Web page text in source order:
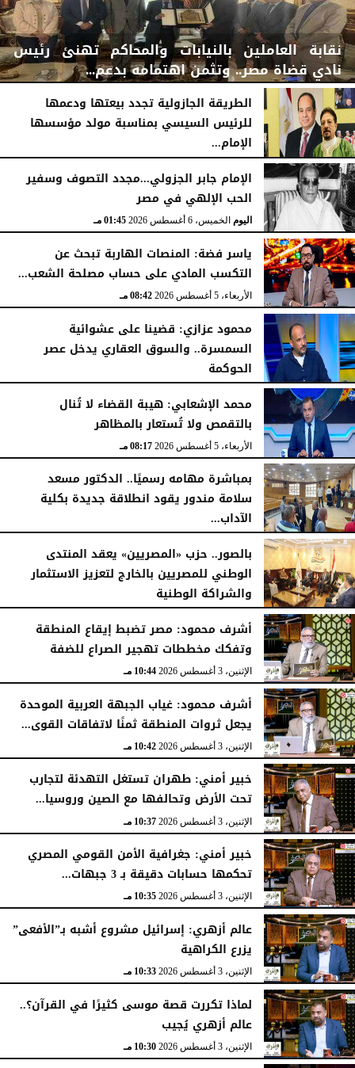
نقابة العاملين بالنيابات والمحاكم تهنئ رئيس
نادي قضاة مصر.. وتثمن اهتمامه بدعم...
اليومالخميس، 6 أغسطس 2026 06:22 مـ
الطريقة الجازولية تجدد بيعتها ودعمها
للرئيس السيسي بمناسبة مولد مؤسسها
الإمام...
اليومالخميس، 6 أغسطس 2026
الإمام جابر الجزولي...مجدد التصوف وسفير
الحب الإلهي في مصر
اليومالخميس، 6 أغسطس 2026 01:45 مـ
ياسر فضة: المنصات الهاربة تبحث عن
التكسب المادي على حساب مصلحة الشعب...
الأربعاء، 5 أغسطس 2026 08:42 مـ
محمود عزازي: قضينا على عشوائية
السمسرة.. والسوق العقاري يدخل عصر
الحوكمة
الأربعاء، 5 أغسطس 2026
محمد الإشعابي: هيبة القضاء لا تُنال
بالتقمص ولا تُستعار بالمظاهر
الأربعاء، 5 أغسطس 2026 08:17 مـ
بمباشرة مهامه رسميًا.. الدكتور مسعد
سلامة مندور يقود انطلاقة جديدة بكلية
الآداب...
الأربعاء، 5 أغسطس 2026
بالصور.. حزب «المصريين» يعقد المنتدى
الوطني للمصريين بالخارج لتعزيز الاستثمار
والشراكة الوطنية
الثلاثاء، 4 أغسطس 2026
أشرف محمود: مصر تضبط إيقاع المنطقة
وتفكك مخططات تهجير الصراع للضفة
الإثنين، 3 أغسطس 2026 10:44 مـ
أشرف محمود: غياب الجبهة العربية الموحدة
يجعل ثروات المنطقة ثمنًا لاتفاقات القوى...
الإثنين، 3 أغسطس 2026 10:42 مـ
خبير أمني: طهران تستغل التهدئة لتجارب
تحت الأرض وتحالفها مع الصين وروسيا...
الإثنين، 3 أغسطس 2026 10:37 مـ
خبير أمني: جغرافية الأمن القومي المصري
تحكمها حسابات دقيقة بـ 3 جبهات...
الإثنين، 3 أغسطس 2026 10:35 مـ
عالم أزهري: إسرائيل مشروع أشبه بـ”الأفعى”
يزرع الكراهية
الإثنين، 3 أغسطس 2026 10:33 مـ
لماذا تكررت قصة موسى كثيرًا في القرآن؟..
عالم أزهري يُجيب
الإثنين، 3 أغسطس 2026 10:30 مـ